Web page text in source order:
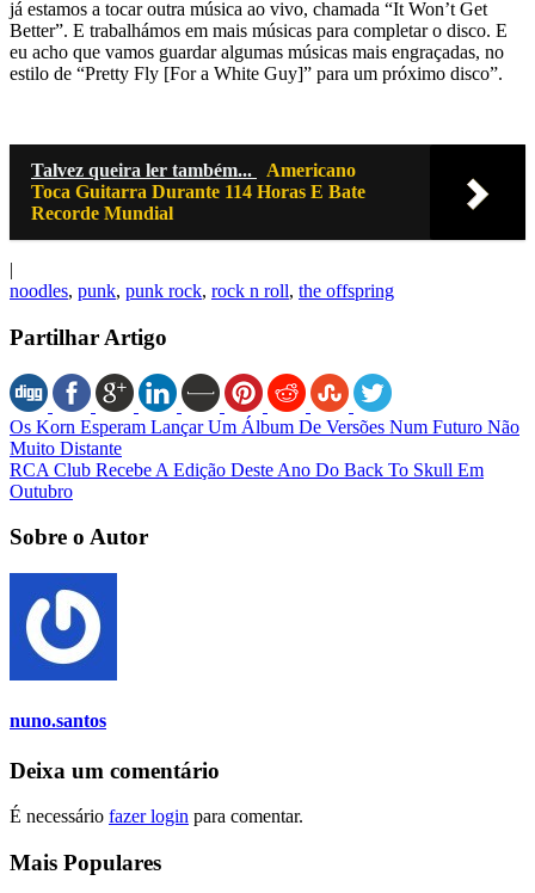
já estamos a tocar outra música ao vivo, chamada “It Won’t Get
Better”. E trabalhámos em mais músicas para completar o disco. E
eu acho que vamos guardar algumas músicas mais engraçadas, no
estilo de “Pretty Fly [For a White Guy]” para um próximo disco”.
Talvez queira ler também...
Americano
Toca Guitarra Durante 114 Horas E Bate
Recorde Mundial
|
noodles, punk, punk rock, rock n roll, the offspring
Partilhar Artigo
Os Korn Esperam Lançar Um Álbum De Versões Num Futuro Não
Muito Distante
RCA Club Recebe A Edição Deste Ano Do Back To Skull Em
Outubro
Sobre o Autor
nuno.santos
Deixa um comentário
É necessário fazer login para comentar.
Mais Populares